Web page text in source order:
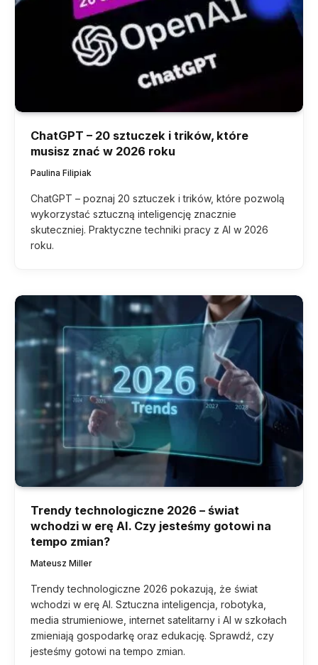
ChatGPT – 20 sztuczek i trików, które
musisz znać w 2026 roku
Paulina Filipiak
ChatGPT – poznaj 20 sztuczek i trików, które pozwolą
wykorzystać sztuczną inteligencję znacznie
skuteczniej. Praktyczne techniki pracy z AI w 2026
roku.
Trendy technologiczne 2026 – świat
wchodzi w erę AI. Czy jesteśmy gotowi na
tempo zmian?
Mateusz Miller
Trendy technologiczne 2026 pokazują, że świat
wchodzi w erę AI. Sztuczna inteligencja, robotyka,
media strumieniowe, internet satelitarny i AI w szkołach
zmieniają gospodarkę oraz edukację. Sprawdź, czy
jesteśmy gotowi na tempo zmian.